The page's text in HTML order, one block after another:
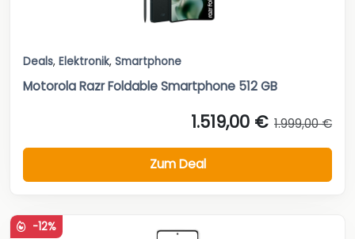
Deals, Elektronik, Smartphone
Motorola Razr Foldable Smartphone 512 GB
1.519,00 € 1.999,00 €
Zum Deal
-12%